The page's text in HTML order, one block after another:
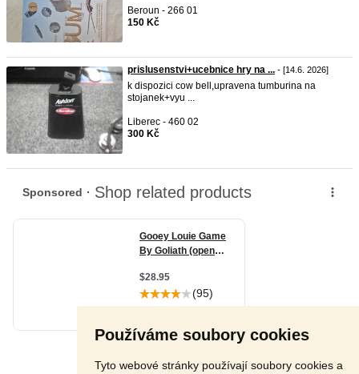
Používáme soubory cookies
Tyto webové stránky používají soubory cookies a
Beroun - 266 01
150 Kč
prislusenstvi+ucebnice hry na ... - [14.6. 2026]
k dispozici cow bell,upravena tumburina na
stojanek+vyu ...
Liberec - 460 02
300 Kč